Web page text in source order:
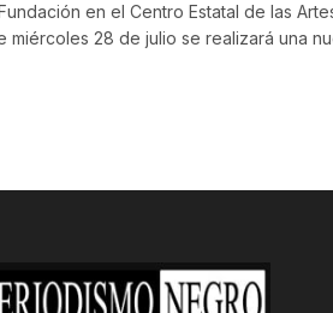
en el Centro Estatal de las
miércoles 28 de julio se realizará una